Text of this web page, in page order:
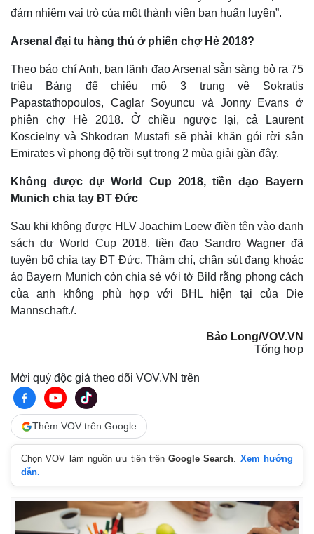
Cuộc sống đó đây
Ảnh
Infographic
Kinh tế
Bất động sản
Khởi nghiệp
Tiêu dùng
Chứng khoán
Giá cà phê
đảm nhiệm vai trò của một thành viên ban huấn luyện”.
Arsenal đại tu hàng thủ ở phiên chợ Hè 2018?
Theo báo chí Anh, ban lãnh đạo Arsenal sẵn sàng bỏ ra 75
triệu Bảng để chiêu mộ 3 trung vệ Sokratis
Papastathopoulos, Caglar Soyuncu và Jonny Evans ở
phiên chợ Hè 2018. Ở chiều ngược lại, cả Laurent
Koscielny và Shkodran Mustafi sẽ phải khăn gói rời sân
Emirates vì phong độ trồi sụt trong 2 mùa giải gần đây.
Không được dự World Cup 2018, tiền đạo Bayern
Munich chia tay ĐT Đức
Sau khi không được HLV Joachim Loew điền tên vào danh
sách dự World Cup 2018, tiền đạo Sandro Wagner đã
tuyên bố chia tay ĐT Đức. Thậm chí, chân sút đang khoác
áo Bayern Munich còn chia sẻ với tờ Bild rằng phong cách
của anh không phù hợp với BHL hiện tại của Die
Mannschaft./.
Bảo Long/VOV.VN
Tổng hợp
Mời quý độc giả theo dõi VOV.VN trên
Thêm VOV trên Google
Chọn VOV làm nguồn ưu tiên trênGoogle Search. Xem hướng
dẫn.